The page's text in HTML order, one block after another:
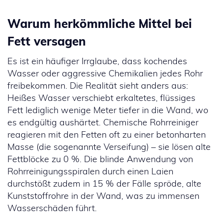
Warum herkömmliche Mittel bei
Fett versagen
Es ist ein häufiger Irrglaube, dass kochendes
Wasser oder aggressive Chemikalien jedes Rohr
freibekommen. Die Realität sieht anders aus:
Heißes Wasser verschiebt erkaltetes, flüssiges
Fett lediglich wenige Meter tiefer in die Wand, wo
es endgültig aushärtet. Chemische Rohrreiniger
reagieren mit den Fetten oft zu einer betonharten
Masse (die sogenannte Verseifung) – sie lösen alte
Fettblöcke zu 0 %. Die blinde Anwendung von
Rohrreinigungsspiralen durch einen Laien
durchstößt zudem in 15 % der Fälle spröde, alte
Kunststoffrohre in der Wand, was zu immensen
Wasserschäden führt.